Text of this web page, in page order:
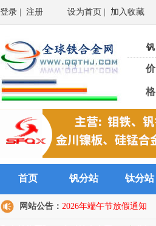
登录 注册 设为首页 加入收藏
钒
价
格
首页 钒分站 钛分站
网站公告： 2026年端午节放假通知